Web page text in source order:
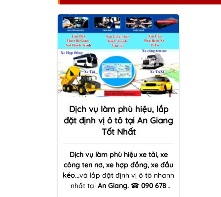
Dịch vụ làm phù hiệu, lắp
đặt định vị ô tô tại An Giang
Tốt Nhất
Dịch vụ làm phù hiệu xe tải, xe
công ten nơ, xe hợp đồng, xe đầu
kéo...và lắp đặt định vị ô tô nhanh
nhất tại An Giang. ☎ 090 678